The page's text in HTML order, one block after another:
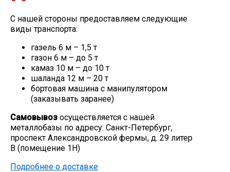
С нашей стороны предоставляем следующие
виды транспорта:
газель 6 м – 1,5 т
газон 6 м – до 5 т
камаз 10 м – до 10 т
шаланда 12 м – 20 т
бортовая машина с манипулятором
(заказывать заранее)
Самовывоз осуществляется с нашей
металлобазы по адресу: Санкт-Петербург,
проспект Александровской фермы, д. 29 литер
В (помещение 1Н)
Подробнее о доставке